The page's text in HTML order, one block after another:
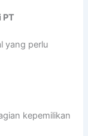
PT
yang perlu
kepemilikan